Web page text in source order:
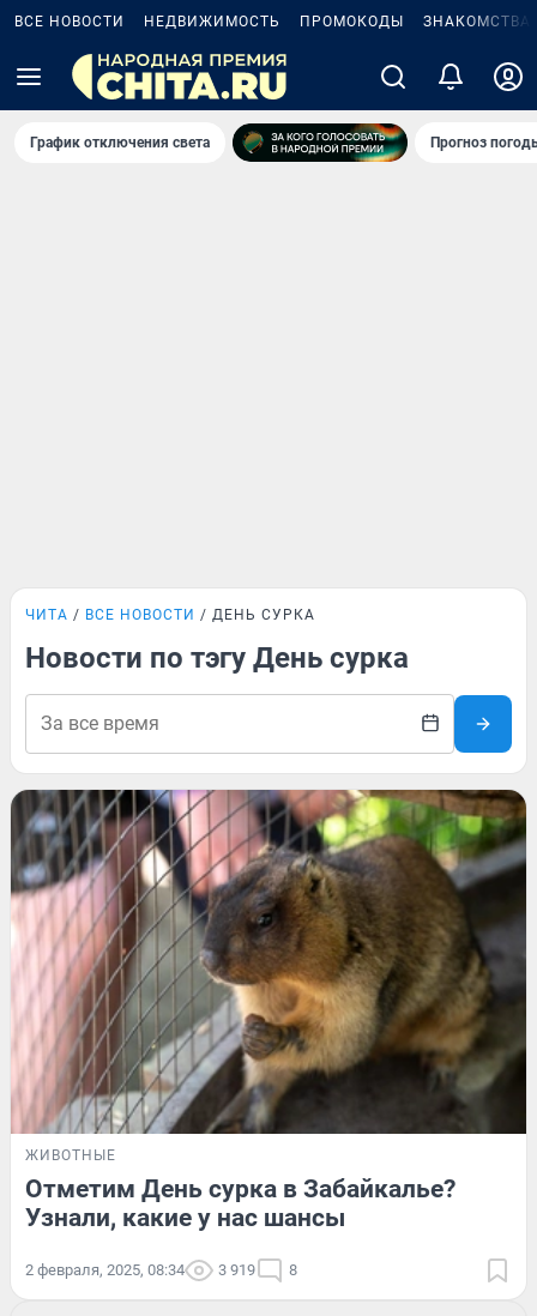
ВСЕ НОВОСТИ НЕДВИЖИМОСТЬ ПРОМОКОДЫ ЗНАКОМСТВА
График отключения света Прогноз
ЧИТА ВСЕ НОВОСТИ ДЕНЬ СУРКА
Новости по тэгу День сурка
ЖИВОТНЫЕ
Отметим День сурка в Забайкалье?
Узнали, какие у нас шансы
2 февраля, 2025, 08:34 3 919 8